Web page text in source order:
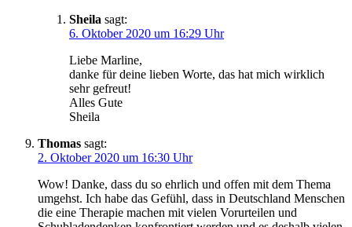
Sheila sagt:
6. Oktober 2020 um 16:29 Uhr
Liebe Marline,
danke für deine lieben Worte, das hat mich wirklich
sehr gefreut!
Alles Gute
Sheila
Thomas sagt:
2. Oktober 2020 um 16:30 Uhr
Wow! Danke, dass du so ehrlich und offen mit dem Thema
umgehst. Ich habe das Gefühl, dass in Deutschland Menschen
die eine Therapie machen mit vielen Vorurteilen und